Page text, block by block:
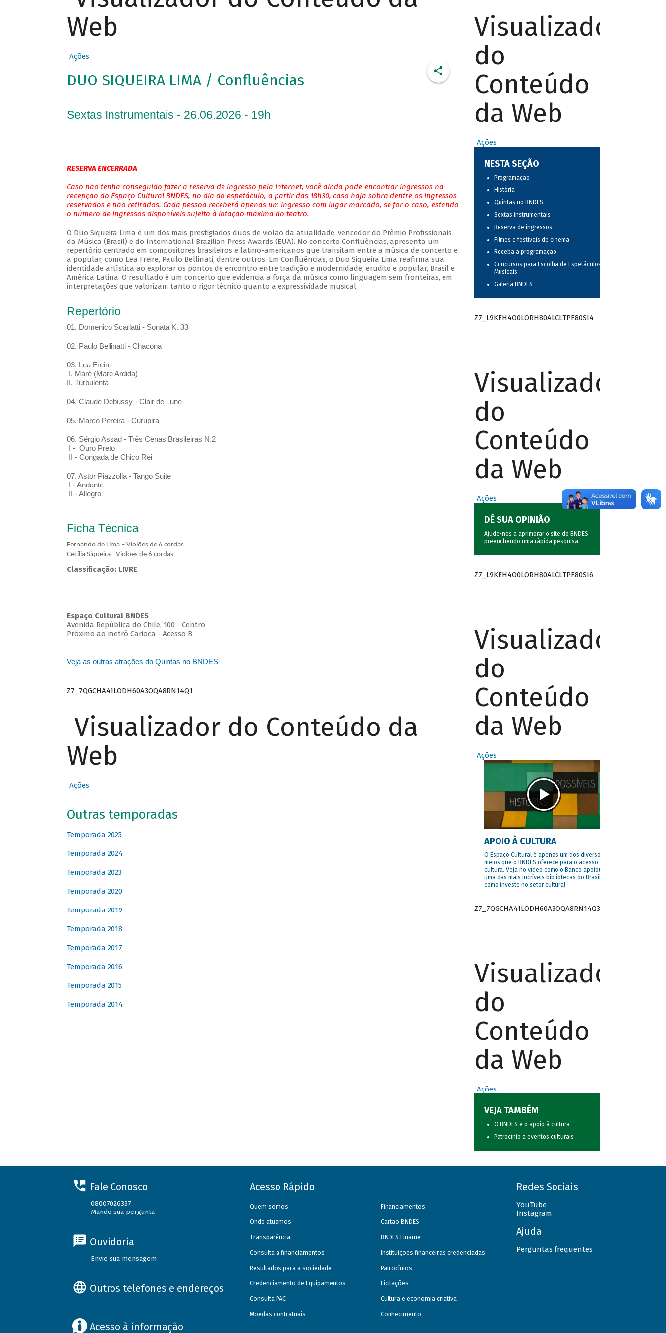
Web
Ações
DUO SIQUEIRA LIMA / Confluências
Sextas Instrumentais - 26.06.2026 - 19h
RESERVA ENCERRADA
Caso não tenha conseguido fazer a reserva de ingresso pela internet, você ainda pode encontrar ingressos na
recepção do Espaço Cultural BNDES, no dia do espetáculo, a partir das 18h30, caso haja sobra dentre os ingressos
reservados e não retirados. Cada pessoa receberá apenas um ingresso com lugar marcado, se for o caso, estando
o número de ingressos disponíveis sujeito à lotação máxima do teatro.
O Duo Siqueira Lima é um dos mais prestigiados duos de violão da atualidade, vencedor do Prêmio Profissionais
da Música (Brasil) e do International Brazilian Press Awards (EUA). No concerto Confluências, apresenta um
repertório centrado em compositores brasileiros e latino-americanos que transitam entre a música de concerto e
a popular, como Lea Freire, Paulo Bellinati, dentre outros. Em Confluências, o Duo Siqueira Lima reafirma sua
identidade artística ao explorar os pontos de encontro entre tradição e modernidade, erudito e popular, Brasil e
América Latina. O resultado é um concerto que evidencia a força da música como linguagem sem fronteiras, em
interpretações que valorizam tanto o rigor técnico quanto a expressividade musical.
Repertório
01. Domenico Scarlatti - Sonata K. 33
02. Paulo Bellinatti - Chacona
03. Lea Freire
I. Maré (Maré Ardida)
II. Turbulenta
04. Claude Debussy - Clair de Lune
05. Marco Pereira - Curupira
06. Sérgio Assad - Três Cenas Brasileiras N.2
I - Ouro Preto
II - Congada de Chico Rei
07. Astor Piazzolla - Tango Suite
I - Andante
II - Allegro
Ficha Técnica
Fernando de Lima – Violões de 6 cordas
Cecília Siqueira - Violões de 6 cordas
Classificação: LIVRE
Espaço Cultural BNDES
Avenida República do Chile, 100 - Centro
Próximo ao metrô Carioca - Acesso B
Veja as outras atrações do Quintas no BNDES
Z7_7QGCHA41LODH60A3OQA8RN14Q1
Visualizador do Conteúdo da
Web
Ações
Outras temporadas
Temporada 2025
Temporada 2024
Temporada 2023
Temporada 2020
Temporada 2019
Temporada 2018
Temporada 2017
Temporada 2016
Temporada 2015
Temporada 2014
Visualizador
do
Conteúdo
da Web
Ações
NESTA SEÇÃO
Programação
História
Quintas no BNDES
Sextas instrumentais
Reserva de ingressos
Filmes e festivais de cinema
Receba a programação
Concursos para Escolha de Espetáculos
Musicais
Galeria BNDES
Z7_L9KEH4O0LORH80ALCLTPF80SI4
Visualizador
do
Conteúdo
da Web
Ações
DÊ SUA OPINIÃO
Ajude-nos a aprimorar o site do BNDES
preenchendo uma rápida pesquisa.
Z7_L9KEH4O0LORH80ALCLTPF80SI6
Visualizador
do
Conteúdo
da Web
Ações
APOIO À CULTURA
O Espaço Cultural é apenas um dos diversos
meios que o BNDES oferece para o acesso à
cultura. Veja no vídeo como o Banco apoiou
uma das mais incríveis bibliotecas do Brasil e
como investe no setor cultural.
Z7_7QGCHA41LODH60A3OQA8RN14Q3
Visualizador
do
Conteúdo
da Web
Ações
VEJA TAMBÉM
O BNDES e o apoio à cultura
Patrocínio a eventos culturais
Fale Conosco
08007026337
Mande sua pergunta
Ouvidoria
Envie sua mensagem
Outros telefones e endereços
Acesso à informação
Acesso Rápido
Quem somos
Onde atuamos
Transparência
Consulta a financiamentos
Resultados para a sociedade
Credenciamento de Equipamentos
Consulta PAC
Moedas contratuais
Financiamentos
Cartão BNDES
BNDES Finame
Instituições financeiras credenciadas
Patrocínios
Licitações
Cultura e economia criativa
Conhecimento
Redes Sociais
YouTube
Instagram
Ajuda
Perguntas frequentes